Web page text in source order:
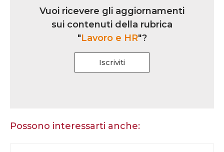
iscrizioneVuoi ricevere gli aggiornamenti
sui contenuti della rubrica
"Lavoro e HR"?
Iscriviti
essere
Possono interessarti anche: